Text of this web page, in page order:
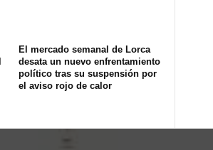
El mercado semanal de Lorca
desata un nuevo enfrentamiento
político tras su suspensión por
el aviso rojo de calor